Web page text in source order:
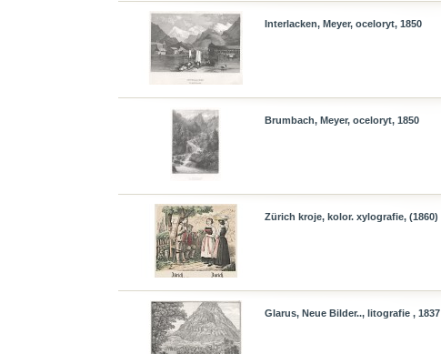
Interlacken, Meyer, oceloryt, 1850
Brumbach, Meyer, oceloryt, 1850
Zürich kroje, kolor. xylografie, (1860)
Glarus, Neue Bilder.., litografie , 1837